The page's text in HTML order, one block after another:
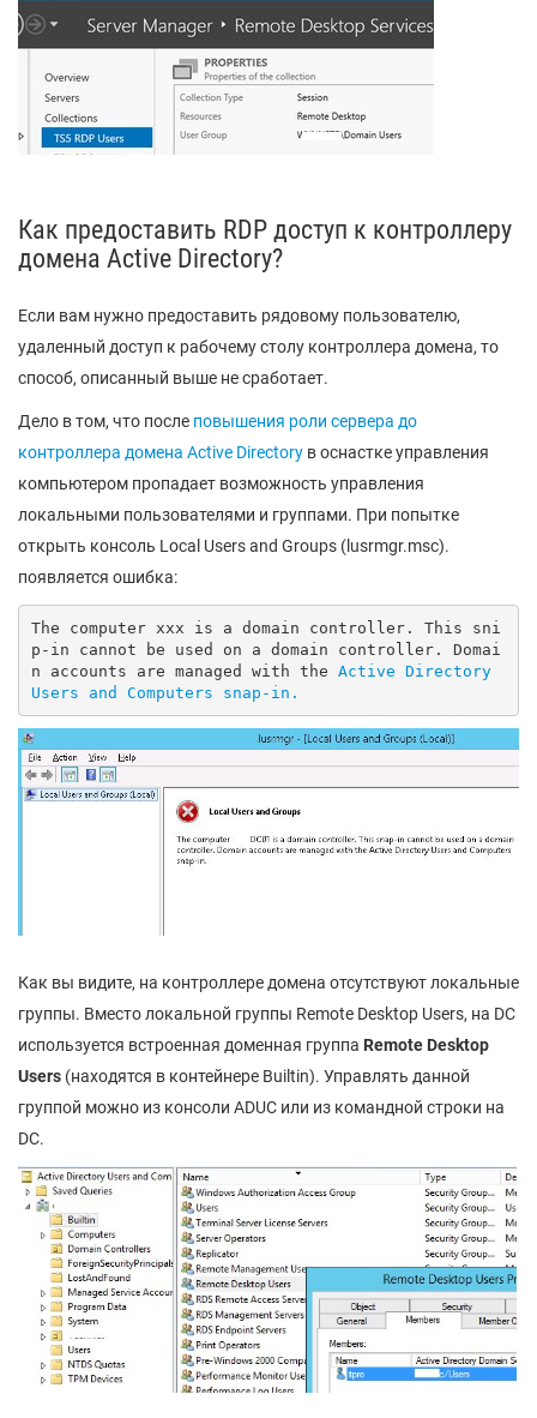
Как предоставить RDP доступ к контроллеру
домена Active Directory?
Если вам нужно предоставить рядовому пользователю,
удаленный доступ к рабочему столу контроллера домена, то
способ, описанный выше не сработает.
Дело в том, что после повышения роли сервера до
контроллера домена Active Directory в оснастке управления
компьютером пропадает возможность управления
локальными пользователями и группами. При попытке
открыть консоль Local Users and Groups (lusrmgr.msc).
появляется ошибка:
The computer xxx is a domain controller. This sni
p-in cannot be used on a domain controller. Domai
n accounts are managed with the Active Directory
Users and Computers snap-in.
Как вы видите, на контроллере домена отсутствуют локальные
группы. Вместо локальной группы Remote Desktop Users, на DC
используется встроенная доменная группа Remote Desktop
Users (находятся в контейнере Builtin). Управлять данной
группой можно из консоли ADUC или из командной строки на
DC.